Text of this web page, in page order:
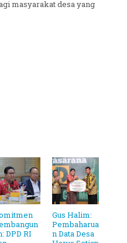
masyarakat desa yang
DPD RI
Gus Halim:
Pembaharua
n Data Desa